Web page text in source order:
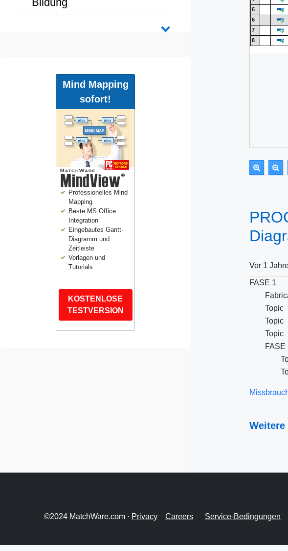
Mind Mapping
sofort!
Professionelles Mind
Mapping
Beste MS Office
Integration
Eingebautes Gantt-
Diagramm und
Zeitleiste
Vorlagen und
Tutorials
KOSTENLOSE
TESTVERSION
Vor 1
FASE 1
Topic
Topic
Topic
FASE
Weitere
©2024 MatchWare.com · Privacy Careers Service-Bedingungen